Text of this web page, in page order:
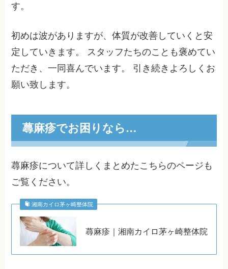
す。
初めは波がありますが、体質が改善していくと安
定していきます。 スタッフたちのことも褒めてい
ただき、一同喜んでいます。 引き続きよろしくお
願い致します。
蕁麻疹でお困りなら…
蕁麻疹について詳しくまとめたこちらのページも
ご覧ください。
湘南カイロ茅ヶ崎整体院
蕁麻疹｜湘南カイロ茅ヶ崎整体院